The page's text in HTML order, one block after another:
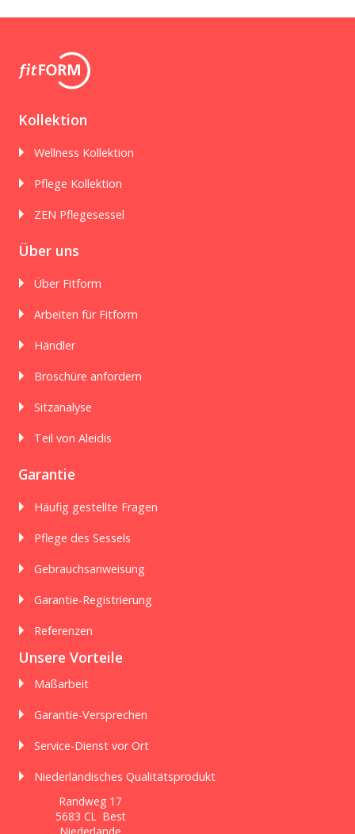
Kollektion
Wellness Kollektion
Pflege Kollektion
ZEN Pflegesessel
Über uns
Über Fitform
Arbeiten für Fitform
Händler
Broschüre anfordern
Sitzanalyse
Teil von Aleidis
Garantie
Häufig gestellte Fragen
Pflege des Sessels
Gebrauchsanweisung
Garantie-Registrierung
Referenzen
Unsere Vorteile
Maßarbeit
Garantie-Versprechen
Service-Dienst vor Ort
Niederländisches Qualitätsprodukt
Randweg 17
5683 CL Best